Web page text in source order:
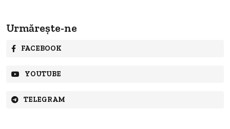
Urmărește-ne
FACEBOOK
YOUTUBE
TELEGRAM